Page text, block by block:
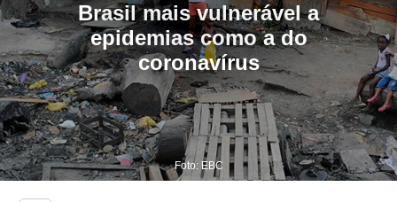
Brasil mais vulnerável a
epidemias como a do
coronavírus
Foto: EBC